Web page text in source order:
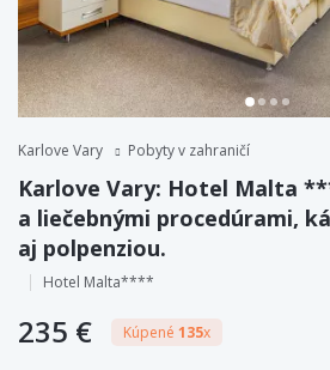
Karlove Vary Pobyty v zahraničí
Karlove Vary: Hotel Malta
a liečebnými procedúrami,
aj polpenziou.
Hotel Malta****
235 € Kúpené 135x